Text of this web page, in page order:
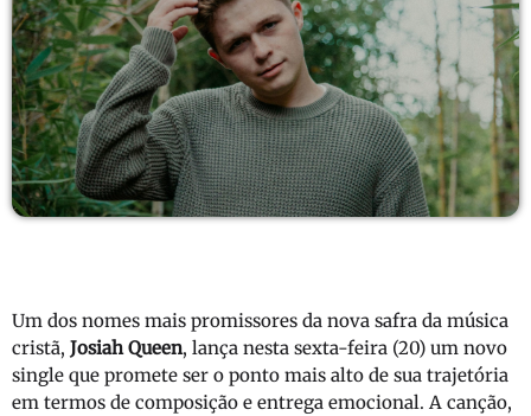
Um dos nomes mais promissores da nova safra da música
cristã, Josiah Queen, lança nesta sexta-feira (20) um novo
single que promete ser o ponto mais alto de sua trajetória
em termos de composição e entrega emocional. A canção,